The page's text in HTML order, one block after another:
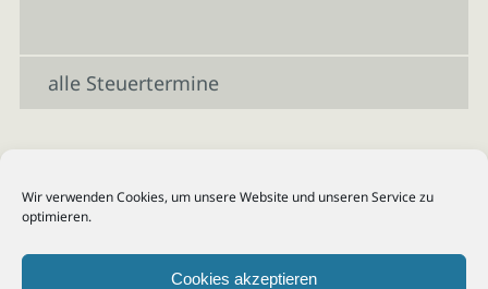
Wir verwenden Cookies, um unsere Website und unseren Service zu
optimieren.
Cookies akzeptieren
alle Steuertermine